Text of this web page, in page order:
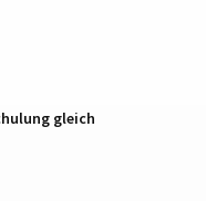
gleich